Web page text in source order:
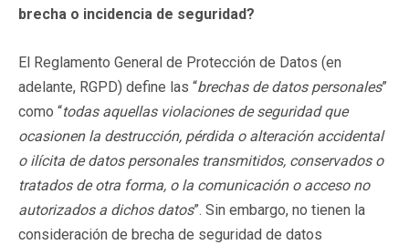
brecha o incidencia de seguridad?
El Reglamento General de Protección de Datos (en
adelante, RGPD) define las “brechas de datos personales”
como “todas aquellas violaciones de seguridad que
ocasionen la destrucción, pérdida o alteración accidental
o ilícita de datos personales transmitidos, conservados o
tratados de otra forma, o la comunicación o acceso no
autorizados a dichos datos”. Sin embargo, no tienen la
consideración de brecha de seguridad de datos